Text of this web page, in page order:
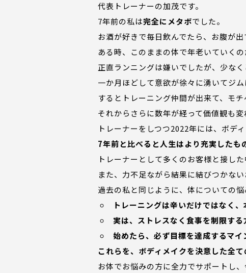
代表トレーナーの加茂です。
7年前の私は完全にメタボでした。
お酒が好きで毎日飲んでたら、お腹が
ある時、このままの体で年老いていく
正直ランニングは嫌いでしたが、少な
一か月ほどして意欲が徐々に湧いてジ
するとトレーニング仲間が出来て、モ
それからさらに数年が経って価値観も
トレーナーをしつつ2022年には、ボデ
7年前と比べると人生はより充実したも
トレーナーとして多くのお客様と接し
また、力不足ながら結果に結びつかな
過去の私と同じように、体についての
トレーニングは辛いだけではなく
実は、ストレスなく食事を制限する
始めたら、必ず目標を達成するマ
これらを、ボディメイクを決意した全て
お体でお悩みの方に全力でサポートし